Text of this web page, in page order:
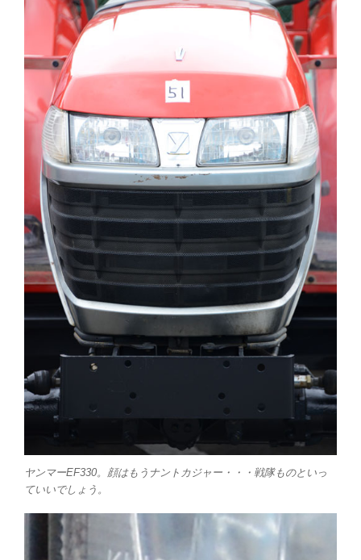
ヤンマーEF330。顔はもうナントカジャー・・・戦隊ものといっ
ていいでしょう。